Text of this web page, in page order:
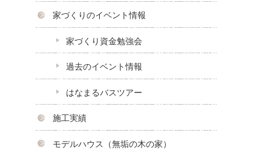
家づくりのイベント情報
家づくり資金勉強会
過去のイベント情報
はなまるバスツアー
施工実績
モデルハウス（無垢の木の家）